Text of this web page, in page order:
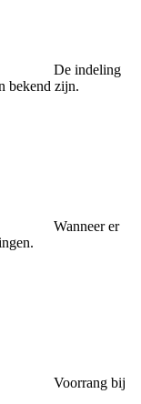
De indeling
bekend zijn.
Wanneer er
Voorrang bij